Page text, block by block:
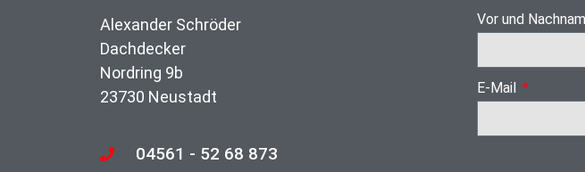
Alexander Schröder
Dachdecker
Nordring 9b
23730 Neustadt
04561 - 52 68 873
Vor und
E-Mail